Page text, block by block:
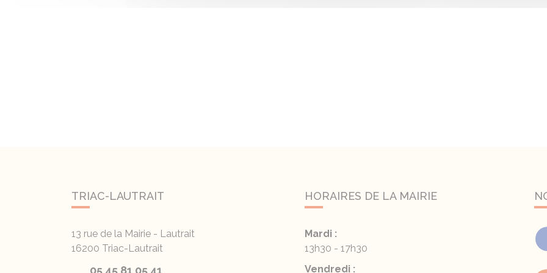
TRIAC-LAUTRAIT
13 rue de la Mairie - Lautrait
16200 Triac-Lautrait
HORAIRES DE LA MAIRIE
Mardi :
13h30 - 17h30
Vendredi :